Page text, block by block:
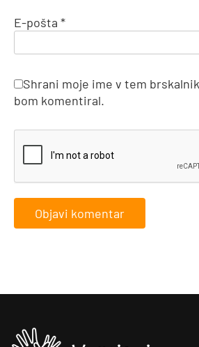
E-pošta *
Shrani moje ime v tem
bom komentiral.